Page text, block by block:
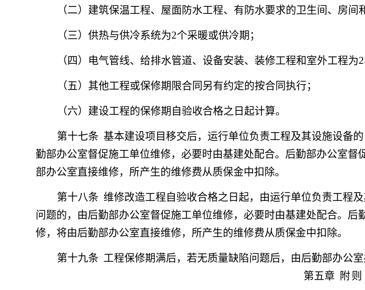
（二）建筑保温工程、屋面防水工程、有防水要求的卫生间、房间
（三）供热与供冷系统为2个采暖或供冷期；
（四）电气管线、给排水管道、设备安装、装修工程和室外工程为2
（五）其他工程或保修期限合同另有约定的按合同执行；
（六）建设工程的保修期自验收合格之日起计算。
第十七条 基本建设项目移交后，运行单位负责工程及其设施设备
勤部办公室督促施工单位维修， 必要时由基建处配合。后勤部办公室督
部办公室直接维修，所产生的维修费从质保金中扣除。
第十八条 维修改造工程自验收合格之日起，由运行单位负责工程
问题的，由后勤部办公室督促施工单位维修，必要时由基建处配合。
修，将由后勤部办公室直接维修，所产生的维修费从质保金中扣除。
第十九条 工程保修期满后，若无质量缺陷问题后，由后勤部办公室
第五章 附 则